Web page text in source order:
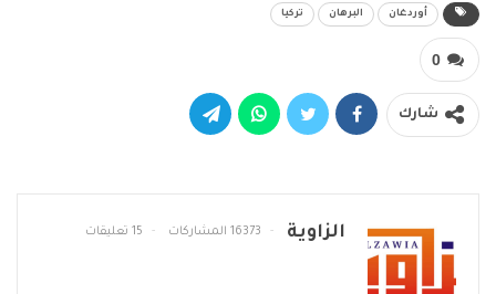
أوردغان البرهان تركيا
0
شارك
الزاوية 16373 المشاركات 15 تعليقات